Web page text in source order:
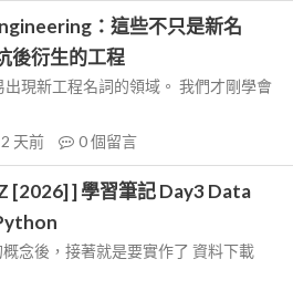
：這些不只是新名
後衍生的工程
現新工程名詞的領域。 我們才剛學會
2 天前 0個留言
[2026] ] 學習筆記 Day3 Data
念後，接著就是要實作了 資料下載